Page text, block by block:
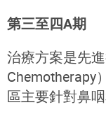
第三至四A期
治療方案是先
Chemotherapy
區主要針對鼻